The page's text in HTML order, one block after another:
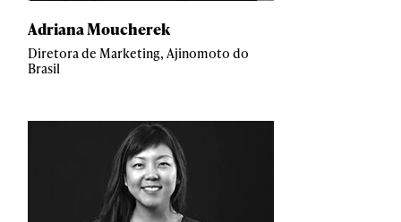
Adriana Moucherek
Diretora de Marketing, Ajinomoto do
Brasil